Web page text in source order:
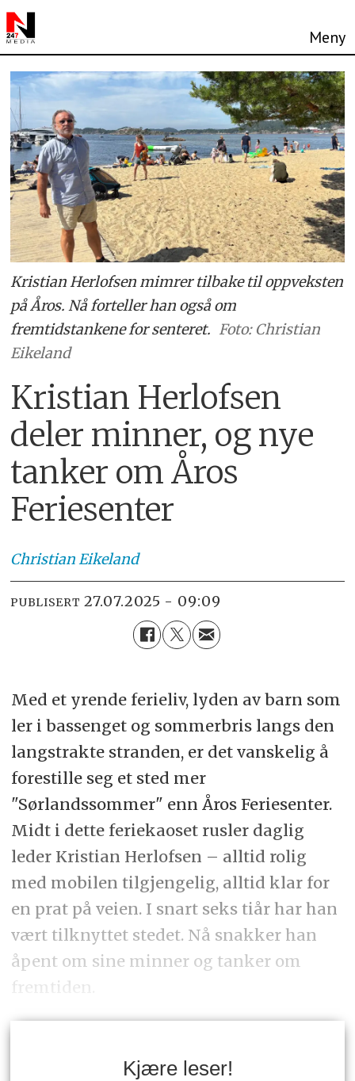
Kristian Herlofsen mimrer tilbake til oppveksten
på Åros. Nå forteller han også om
fremtidstankene for senteret. Foto: Christian
Eikeland
Kristian Herlofsen
deler minner, og nye
tanker om Åros
Feriesenter
ChristianEikeland
PUBLISERT 27.07.2025 - 09:09
Med et yrende ferieliv, lyden av barn som
ler i bassenget og sommerbris langs den
langstrakte stranden, er det vanskelig å
forestille seg et sted mer
"Sørlandssommer" enn Åros Feriesenter.
Midt i dette feriekaoset rusler daglig
leder Kristian Herlofsen – alltid rolig
med mobilen tilgjengelig, alltid klar for
en prat på veien. I snart seks tiår har han
vært tilknyttet stedet. Nå snakker han
åpent om sine minner og tanker om
fremtiden.
Kjære leser!